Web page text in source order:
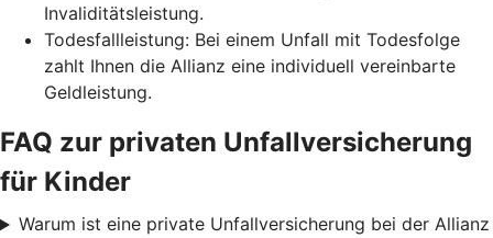
Invaliditätsleistung.
Todesfallleistung: Bei einem Unfall mit Todesfolge
zahlt Ihnen die Allianz eine individuell vereinbarte
Geldleistung.
FAQ zur privaten Unfallversicherung
für Kinder
Warum ist eine private Unfallversicherung bei der Allianz